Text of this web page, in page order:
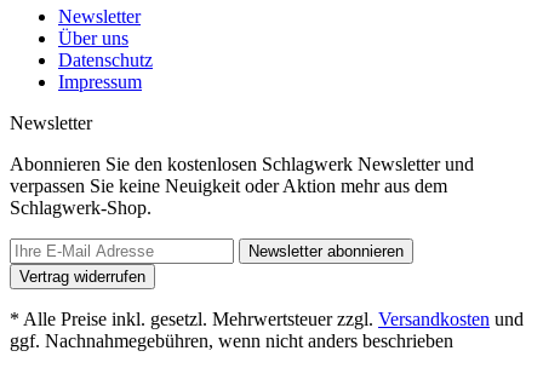
Newsletter
Über uns
Datenschutz
Impressum
Newsletter
Abonnieren Sie den kostenlosen Schlagwerk Newsletter und
verpassen Sie keine Neuigkeit oder Aktion mehr aus dem
Schlagwerk-Shop.
Newsletter abonnieren
Vertrag widerrufen
* Alle Preise inkl. gesetzl. Mehrwertsteuer zzgl. Versandkosten und
ggf. Nachnahmegebühren, wenn nicht anders beschrieben